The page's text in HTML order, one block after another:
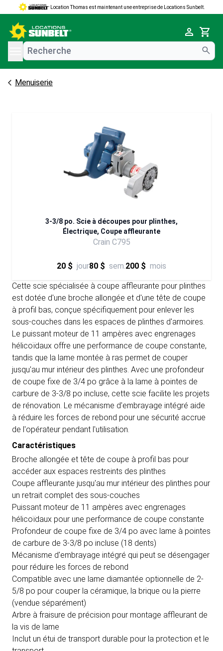
Location Thomas est maintenant une entreprise de Locations Sunbelt.
Cart
menu
Menuiserie
3-3/8 po. Scie à découpes pour plinthes,
Électrique, Coupe affleurante
Crain C795
20 $ jour80 $ sem.200 $ mois
Cette scie spécialisée à coupe affleurante pour plinthes
est dotée d'une broche allongée et d'une tête de coupe
à profil bas, conçue spécifiquement pour enlever les
sous-couches dans les espaces de plinthes d'armoires.
Le puissant moteur de 11 ampères avec engrenages
hélicoïdaux offre une performance de coupe constante,
tandis que la lame montée à ras permet de couper
jusqu'au mur intérieur des plinthes. Avec une profondeur
de coupe fixe de 3/4 po grâce à la lame à pointes de
carbure de 3-3/8 po incluse, cette scie facilite les projets
de rénovation. Le mécanisme d'embrayage intégré aide
à réduire les forces de rebond pour une sécurité accrue
de l'opérateur pendant l'utilisation.
Caractéristiques
Broche allongée et tête de coupe à profil bas pour
accéder aux espaces restreints des plinthes
Coupe affleurante jusqu'au mur intérieur des plinthes pour
un retrait complet des sous-couches
Puissant moteur de 11 ampères avec engrenages
hélicoïdaux pour une performance de coupe constante
Profondeur de coupe fixe de 3/4 po avec lame à pointes
de carbure de 3-3/8 po incluse (18 dents)
Mécanisme d'embrayage intégré qui peut se désengager
pour réduire les forces de rebond
Compatible avec une lame diamantée optionnelle de 2-
5/8 po pour couper la céramique, la brique ou la pierre
(vendue séparément)
Arbre à fraisure de précision pour montage affleurant de
la vis de lame
Inclut un étui de transport durable pour la protection et le